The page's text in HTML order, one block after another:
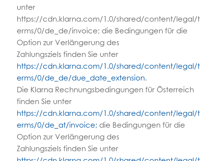
unter
https://cdn.klarna.com/1.0/shared/content/legal/t
erms/0/de_de/invoice; die Bedingungen für die
Option zur Verlängerung des
Zahlungsziels finden Sie unter
https://cdn.klarna.com/1.0/shared/content/legal/t
erms/0/de_de/due_date_extension.
Die Klarna Rechnungsbedingungen für Österreich
finden Sie unter
https://cdn.klarna.com/1.0/shared/content/legal/t
erms/0/de_at/invoice; die Bedingungen für die
Option zur Verlängerung des
Zahlungsziels finden Sie unter